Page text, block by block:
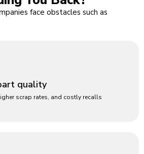
face obstacles such as
quality
scrap rates, and costly recalls